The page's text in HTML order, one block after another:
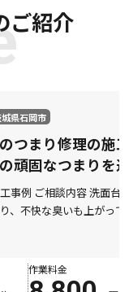
ご紹介
施工事例｜洗
を迅速に解消
面台の排水口から
ってくるようにな